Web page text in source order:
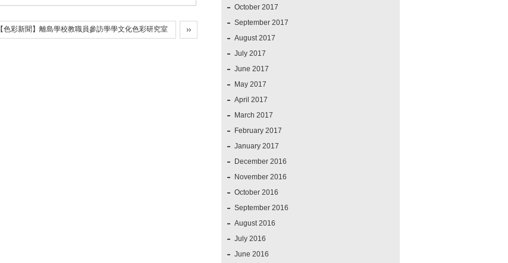
【色彩新聞】離島學校教職員參訪學學文化色彩研究室
October 2017
September 2017
August 2017
July 2017
June 2017
May 2017
April 2017
March 2017
February 2017
January 2017
December 2016
November 2016
October 2016
September 2016
August 2016
July 2016
June 2016